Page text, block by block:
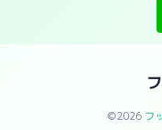
©2026 フ